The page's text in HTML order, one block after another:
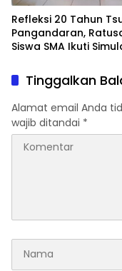
Refleksi 20 Tahun
Pangandaran,
Siswa SMA Ikuti
Tsunami
Tinggalkan
Alamat email Anda
wajib ditandai *